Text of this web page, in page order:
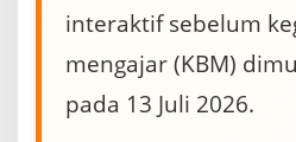
t
interaktif sebelum
mengajar (KBM)
pada 13 Juli 2026.